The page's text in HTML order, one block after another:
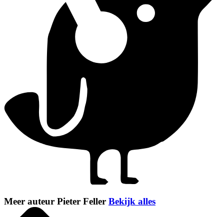
Meer auteur Pieter Feller Bekijk alles